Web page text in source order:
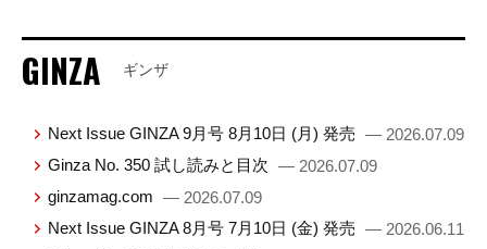
GINZA ギンザ
Next Issue GINZA 9月号 8月10日 (月) 発売 — 2026.07.09
Ginza No. 350 試し読みと目次 — 2026.07.09
ginzamag.com — 2026.07.09
Next Issue GINZA 8月号 7月10日 (金) 発売 — 2026.06.11